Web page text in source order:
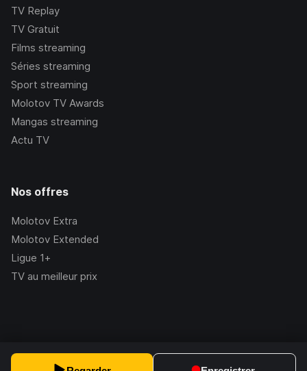
TV Replay
TV Gratuit
Films streaming
Séries streaming
Sport streaming
Molotov TV Awards
Mangas streaming
Actu TV
Nos offres
Molotov Extra
Molotov Extended
Ligue 1+
TV au meilleur prix
2.228.1